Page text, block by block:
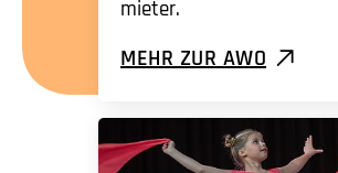
mieter.
MEHR ZUR AWO